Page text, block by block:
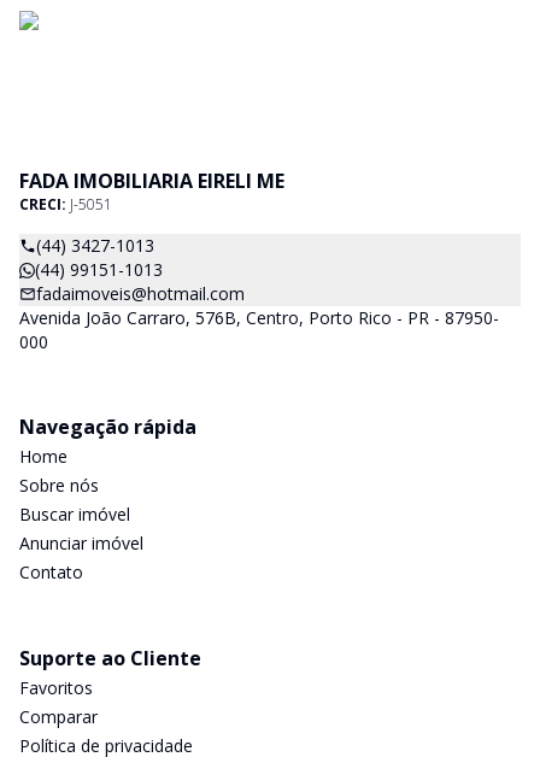
FADA IMOBILIARIA EIRELI ME
CRECI: J-5051
(44) 3427-1013
(44) 99151-1013
fadaimoveis@hotmail.com
Avenida João Carraro, 576B, Centro, Porto Rico - PR - 87950-
000
Navegação rápida
Home
Sobre nós
Buscar imóvel
Anunciar imóvel
Contato
Suporte ao Cliente
Favoritos
Comparar
Política de privacidade